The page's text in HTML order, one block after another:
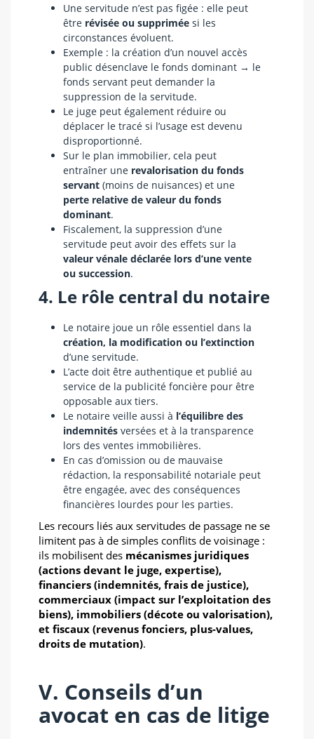
Une servitude n’est pas figée : elle peut
être révisée ou supprimée si les
circonstances évoluent.
Exemple : la création d’un nouvel accès
public désenclave le fonds dominant → le
fonds servant peut demander la
suppression de la servitude.
Le juge peut également réduire ou
déplacer le tracé si l’usage est devenu
disproportionné.
Sur le plan immobilier, cela peut
entraîner une revalorisation du fonds
servant (moins de nuisances) et une
perte relative de valeur du fonds
dominant.
Fiscalement, la suppression d’une
servitude peut avoir des effets sur la
valeur vénale déclarée lors d’une vente
ou succession.
4. Le rôle central du notaire
Le notaire joue un rôle essentiel dans la
création, la modification ou l’extinction
d’une servitude.
L’acte doit être authentique et publié au
service de la publicité foncière pour être
opposable aux tiers.
Le notaire veille aussi à l’équilibre des
indemnités versées et à la transparence
lors des ventes immobilières.
En cas d’omission ou de mauvaise
rédaction, la responsabilité notariale peut
être engagée, avec des conséquences
financières lourdes pour les parties.
Les recours liés aux servitudes de passage ne se
limitent pas à de simples conflits de voisinage :
ils mobilisent des mécanismes juridiques
(actions devant le juge, expertise),
financiers (indemnités, frais de justice),
commerciaux (impact sur l’exploitation des
biens), immobiliers (décote ou valorisation),
et fiscaux (revenus fonciers, plus-values,
droits de mutation).
V. Conseils d’un
avocat en cas de litige